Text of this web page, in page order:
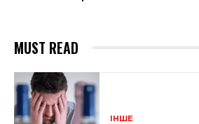
MUST READ
ІНШЕ